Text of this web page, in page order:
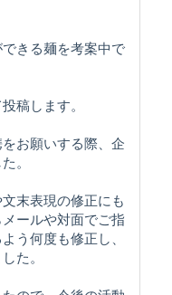
きる麺を考案中で
稿します。
お願いする際、企
。
末表現の修正にも
ールや対面でご指
う何度も修正し、
た。